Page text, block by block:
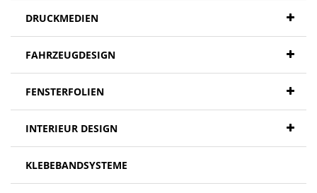
DRUCKMEDIEN
FAHRZEUGDESIGN
FENSTERFOLIEN
INTERIEUR DESIGN
KLEBEBANDSYSTEME